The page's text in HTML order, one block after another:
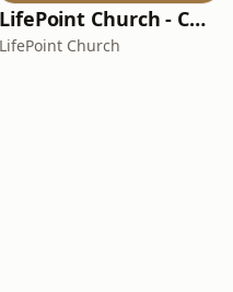
LifePoint Church - Campus de Bruxelles
LifePoint Church